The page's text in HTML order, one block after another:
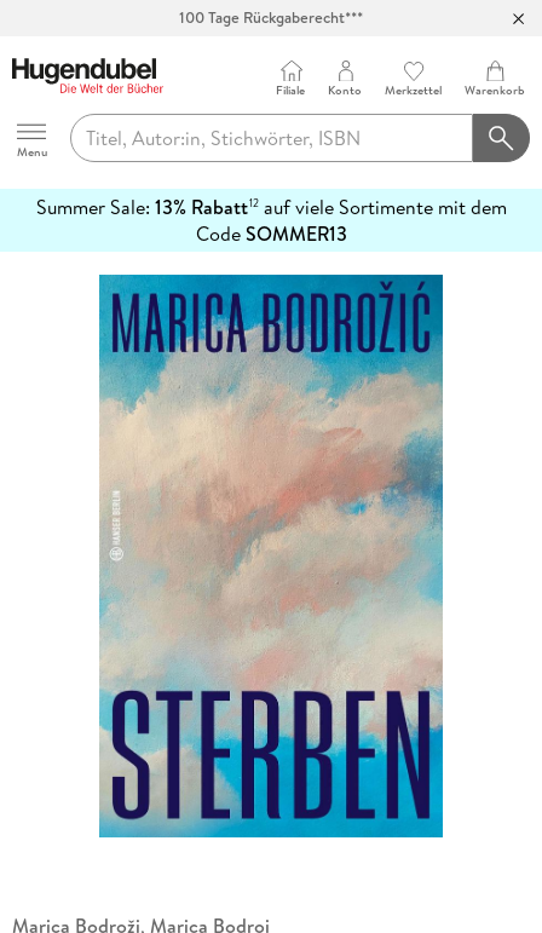
100 Tage Rückgaberecht***
Hugendubel
Menu
Filiale Konto Merkzettel Warenkorb
Summer Sale: 13% Rabatt12auf viele Sortimente mit dem
CodeSOMMER13
erfahren
Marica Bodroži, Marica Bodroi